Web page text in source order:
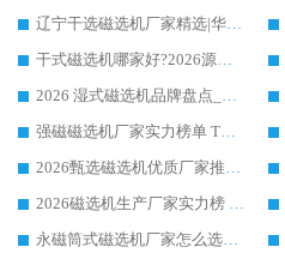
辽宁干选磁选机厂家精选|华体会手机网页版-华体会(中国) 硬核实力领跑行业标杆
干式磁选机哪家好?2026源头厂家推荐_华体会手机网页版-华体会(中国) 强磁磁选机生产厂家
2026 湿式磁选机品牌盘点_华体会手机网页版-华体会(中国) _内行认可的靠谱厂家
强磁磁选机厂家实力榜单 TOP3：华体会手机网页版-华体会(中国) 稳居前列
2026甄选磁选机优质厂家推荐：潍坊华体会手机网页版-华体会(中国) ，凭实力稳居行业前列
2026磁选机生产厂家实力榜 TOP1：华体会手机网页版-华体会(中国) 凭什么成为行业喜欢选?
永磁筒式磁选机厂家怎么选?14 年老厂华体会手机网页版-华体会(中国) 凭实力出圈，这 5 大优势太圈粉